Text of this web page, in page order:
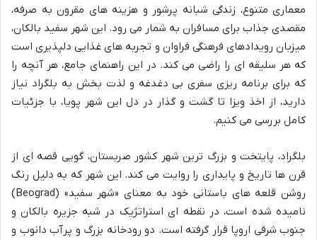
معماری متنوع، زندگی شبانه پرشور و هزینه های مقرون به صرفه،
مقصدی جذاب برای مسافران به شمار می رود. این شهر سفید بالکان،
میزبان رویدادهای فرهنگی فراوان و تجربه های غذایی دلپذیری است
که هر سلیقه ای را راضی می کند. در این راهنمای جامع، هر آنچه را
که برای برنامه ریزی سفری بی دغدغه و لذت بخش به بلگراد نیاز
دارید، از اخذ ویزا تا گشت و گذار در دل این شهر پویا، با جزئیات
کامل بررسی می کنیم.
بلگراد، پایتخت و بزرگ ترین شهر کشور صربستان، گویی قصه ای از
قرن ها تاریخ و پایداری را روایت می کند. این شهر که به دلیل رنگ
روشن قلعه های باستانی خود به معنای «شهر سفید» (Beograd)
نامیده شده است، در نقطه ای استراتژیک در شبه جزیره بالکان و
جنوب شرقی اروپا قرار گرفته است. دو رودخانه بزرگ و پرآب دانوب و